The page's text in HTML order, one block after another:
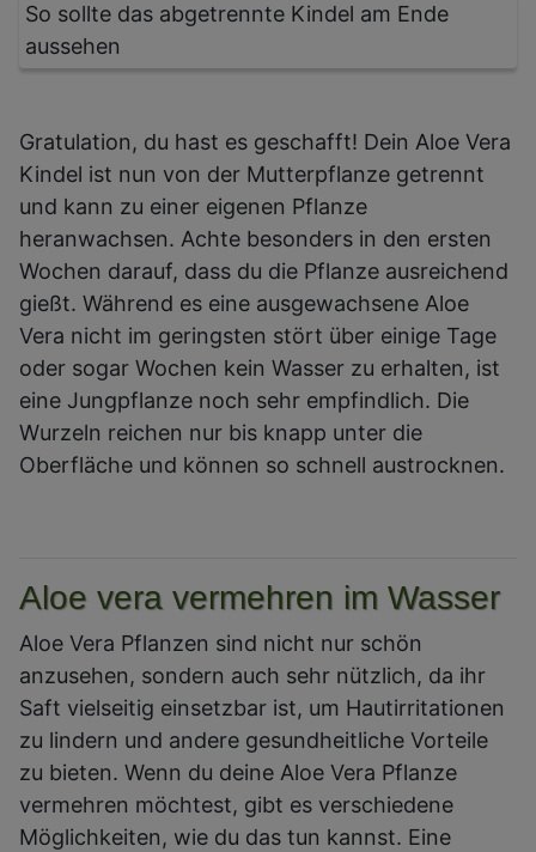
So sollte das abgetrennte Kindel am Ende
aussehen
Gratulation, du hast es geschafft! Dein Aloe Vera
Kindel ist nun von der Mutterpflanze getrennt
und kann zu einer eigenen Pflanze
heranwachsen. Achte besonders in den ersten
Wochen darauf, dass du die Pflanze ausreichend
gießt. Während es eine ausgewachsene Aloe
Vera nicht im geringsten stört über einige Tage
oder sogar Wochen kein Wasser zu erhalten, ist
eine Jungpflanze noch sehr empfindlich. Die
Wurzeln reichen nur bis knapp unter die
Oberfläche und können so schnell austrocknen.
Aloe vera vermehren im Wasser
Aloe Vera Pflanzen sind nicht nur schön
anzusehen, sondern auch sehr nützlich, da ihr
Saft vielseitig einsetzbar ist, um Hautirritationen
zu lindern und andere gesundheitliche Vorteile
zu bieten. Wenn du deine Aloe Vera Pflanze
vermehren möchtest, gibt es verschiedene
Möglichkeiten, wie du das tun kannst. Eine